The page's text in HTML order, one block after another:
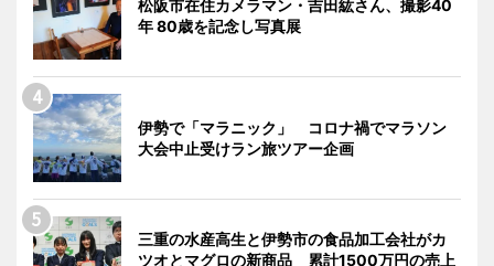
松阪市在住カメラマン・吉田紘さん、撮影40
年 80歳を記念し写真展
伊勢で「マラニック」 コロナ禍でマラソン
大会中止受けラン旅ツアー企画
三重の水産高生と伊勢市の食品加工会社がカ
ツオとマグロの新商品 累計1500万円の売上